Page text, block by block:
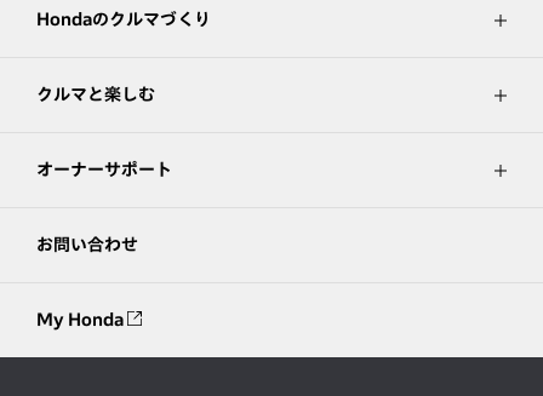
Hondaのクルマづくり
クルマと楽しむ
オーナーサポート
お問い合わせ
My Honda